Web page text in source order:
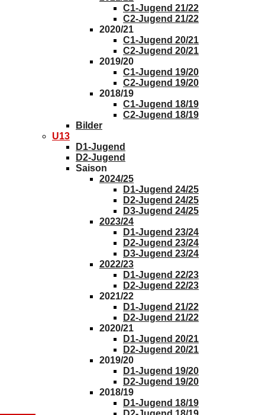
C1-Jugend 21/22
C2-Jugend 21/22
2020/21
C1-Jugend 20/21
C2-Jugend 20/21
2019/20
C1-Jugend 19/20
C2-Jugend 19/20
2018/19
C1-Jugend 18/19
C2-Jugend 18/19
Bilder
U13
D1-Jugend
D2-Jugend
Saison
2024/25
D1-Jugend 24/25
D2-Jugend 24/25
D3-Jugend 24/25
2023/24
D1-Jugend 23/24
D2-Jugend 23/24
D3-Jugend 23/24
2022/23
D1-Jugend 22/23
D2-Jugend 22/23
2021/22
D1-Jugend 21/22
D2-Jugend 21/22
2020/21
D1-Jugend 20/21
D2-Jugend 20/21
2019/20
D1-Jugend 19/20
D2-Jugend 19/20
2018/19
D1-Jugend 18/19